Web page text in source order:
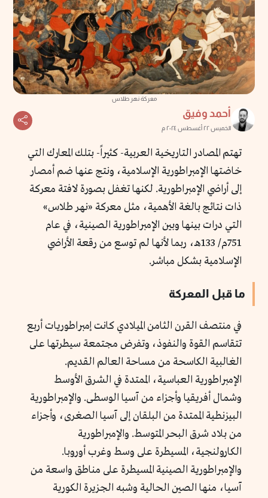
معركة نهر طلاس
أحمد وفيق
الخميس ٢٢ أغسطس ٢٠٢٤ م
تهتم المصادر التاريخية العربية- كثيراً- بتلك المعارك التي
خاضتها الإمبراطورية الإسلامية، ونتج عنها ضم أمصار
إلى أراضي الإمبراطورية. لكنها تغفل بصورة لافتة معركة
ذات نتائج بالغة الأهمية، مثل معركة «نهر طلاس»
التي درات بينها وبين الإمبراطورية الصينية، في عام
751م/ 133هـ، ربما لأنها لم توسع من رقعة الأراضي
الإسلامية بشكل مباشر.
ما قبل المعركة
في منتصف القرن الثامن الميلادي كانت إمبراطوريات أربع
تتقاسم القوة والنفوذ، وتفرض مجتمعة سيطرتها على
الغالبية الكاسحة من مساحة العالم القديم.
الإمبراطورية العباسية، الممتدة في الشرق الأوسط
وشمال أفريقيا وأجزاء من آسيا الوسطى. والإمبراطورية
البيزنطية الممتدة من البلقان إلى آسيا الصغرى، وأجزاء
من بلاد شرق البحر المتوسط. والإمبراطورية
الكارولنجية، المسيطرة على وسط وغرب أوروبا.
والإمبراطورية الصينية المسيطرة على مناطق واسعة من
آسيا، منها الصين الحالية وشبه الجزيرة الكورية